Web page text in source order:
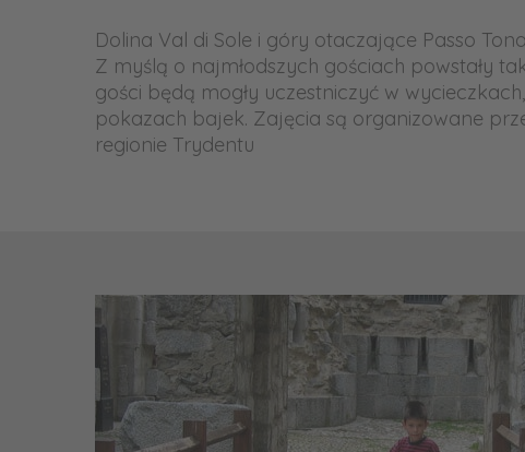
Dolina Val di Sole i góry otaczające Passo
Z myślą o najmłodszych gościach powstały
gości będą mogły uczestniczyć w
pokazach bajek. Zajęcia są organizowane
regionie Trydentu